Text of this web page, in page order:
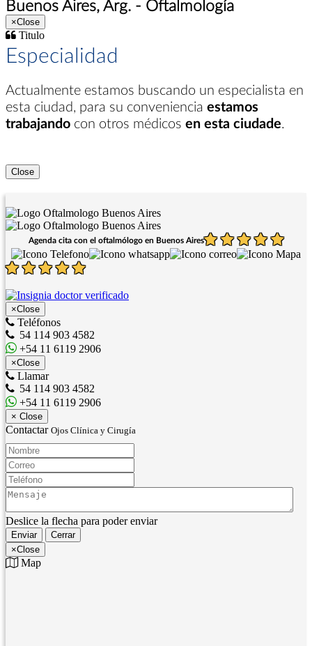
Buenos Aires, Arg. - Oftalmología
×Close
Titulo
Especialidad
Actualmente estamos buscando un especialista en
esta ciudad, para su conveniencia estamos
trabajando con otros médicos en esta ciudade.
Close
Agenda cita con el oftalmólogo en Buenos Aires
×Close
Teléfonos
54 114 903 4582
+54 11 6119 2906
×Close
Llamar
54 114 903 4582
+54 11 6119 2906
× Close
Contactar Ojos Clínica y Cirugía
Nombre:
Correo:
Teléfono:
Mensaje:
Deslice la flecha para poder enviar
Enviar
Cerrar
×Close
Map